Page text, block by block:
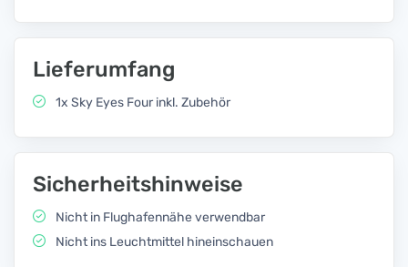
Lieferumfang
1x Sky Eyes Four inkl. Zubehör
Sicherheitshinweise
Nicht in Flughafennähe verwendbar
Nicht ins Leuchtmittel hineinschauen